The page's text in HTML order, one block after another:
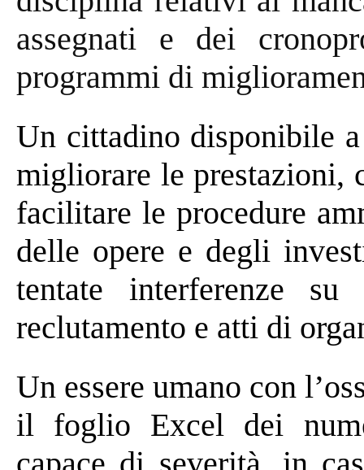
assegnati e dei
programmi di
Un cittadino disponibile
migliorare le prestazioni,
facilitare le procedure
delle opere e degli
tentate interferenze
reclutamento e atti di
Un essere umano con
il foglio Excel dei